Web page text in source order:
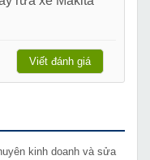
Viết đánh giá
kinh doanh và sửa